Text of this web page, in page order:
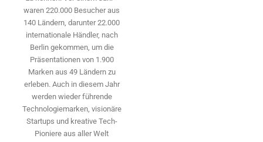
waren 220.000 Besucher aus
140 ­Ländern, ­darunter 22.000
internationale Händler, nach
Berlin gekommen, um die
Präsen­tationen von 1.900
Marken aus 49 Ländern zu
erleben. Auch in diesem Jahr
werden wieder führende
Technologiemarken, visionäre
Startups und ­kreative Tech-
Pioniere aus aller Welt